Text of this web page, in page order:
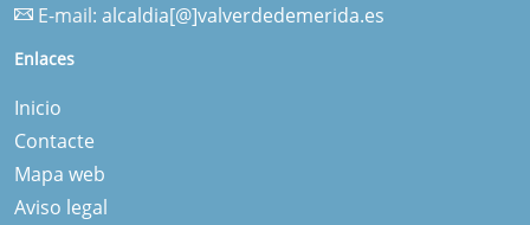
E-mail: alcaldia[@]valverdedemerida.es
Enlaces
Inicio
Contacte
Mapa web
Aviso legal